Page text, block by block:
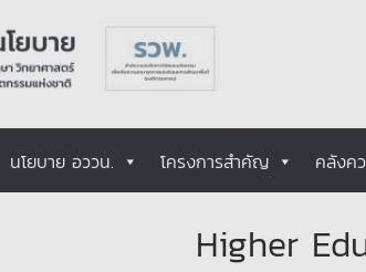
นโยบาย อววน. โครงการสำคัญ คลังค
Higher